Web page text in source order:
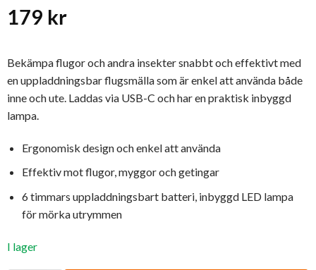
179 kr
Bekämpa flugor och andra insekter snabbt och effektivt med
en uppladdningsbar flugsmälla som är enkel att använda både
inne och ute. Laddas via USB-C och har en praktisk inbyggd
lampa.
Ergonomisk design och enkel att använda
Effektiv mot flugor, myggor och getingar
6 timmars uppladdningsbart batteri, inbyggd LED lampa
för mörka utrymmen
I lager